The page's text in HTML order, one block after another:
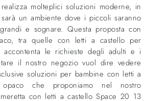
molteplici soluzioni moderne, in
un ambiente dove i piccoli saranno
e sognare. Questa proposta con
tra quelle con letti a castello per
accontenta le richieste degli adulti e i
il nostro negozio vuol dire vedere
soluzioni per bambine con letti a
che proponiamo nel nostro
con letti a castello Space 20 13